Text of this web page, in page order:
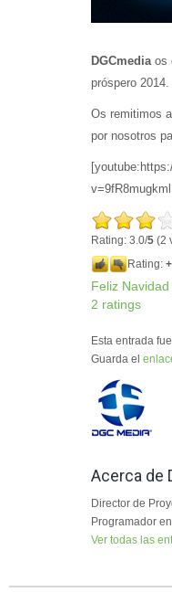
DGCmedia os
próspero 2014.
Os remitimos
por nosotros
Rating: 3.0/5 (2
Rating:
Feliz
2 ratings
Esta entrada
Guarda el
Acerca de
Director de
Programador
Ver todas las